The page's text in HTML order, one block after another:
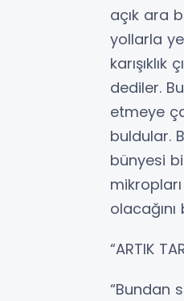
açık ara
yollarla
dediler.
etmeye
buldular.
bünyesi
“ARTIK
“Bundan